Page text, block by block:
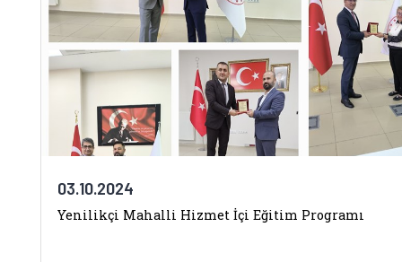
03.10.2024
Yenilikçi Mahalli Hizmet İçi Eğitim Programı